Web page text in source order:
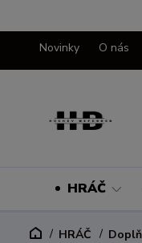
Novinky O nás
HRÁČ
HRÁČ